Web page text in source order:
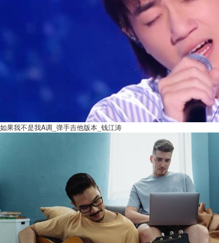
如果我不是我A调_弹手吉他版本_钱江涛